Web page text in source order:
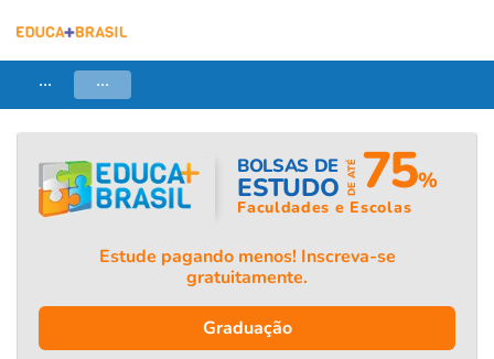
... ...
BOLSAS DE
ESTUDO DE ATÉ 75%
Faculdades e Escolas
Estude pagando menos! Inscreva-se
gratuitamente.
Graduação